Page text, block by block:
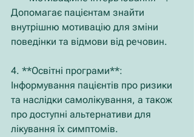
Допомагає пацієнтам знайти
внутрішню мотивацію для зміни
поведінки та відмови від речовин.
4. **Освітні програми**:
Інформування пацієнтів про ризики
та наслідки самолікування, а також
про доступні альтернативи для
лікування їх симптомів.